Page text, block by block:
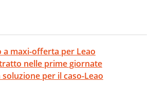
a maxi-offerta per Leao
nelle prime giornate
per il caso-Leao